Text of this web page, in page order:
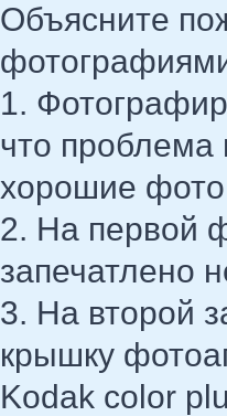
Объясните
1.
что проблема
хорошие
2. На первой
запечатлено
3. На второй
крышку
Kodak color